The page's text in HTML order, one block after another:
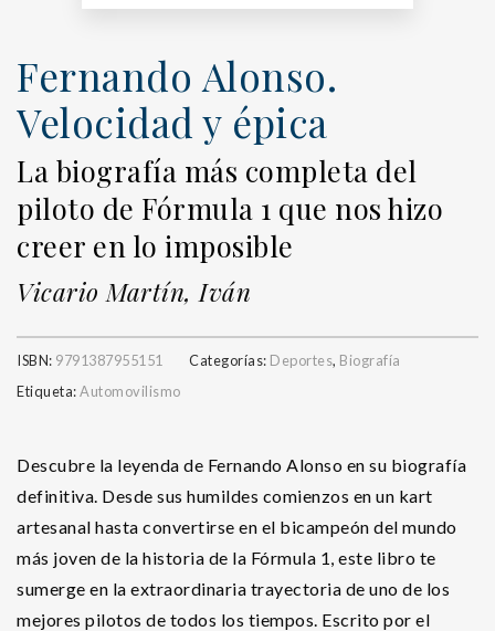
Fernando Alonso.
Velocidad y épica
La biografía más completa del
piloto de Fórmula 1 que nos hizo
creer en lo imposible
Vicario Martín, Iván
ISBN: 9791387955151 Categorías: Deportes, Biografía
Etiqueta:Automovilismo
Descubre la leyenda de Fernando Alonso en su biografía
definitiva. Desde sus humildes comienzos en un kart
artesanal hasta convertirse en el bicampeón del mundo
más joven de la historia de la Fórmula 1, este libro te
sumerge en la extraordinaria trayectoria de uno de los
mejores pilotos de todos los tiempos. Escrito por el